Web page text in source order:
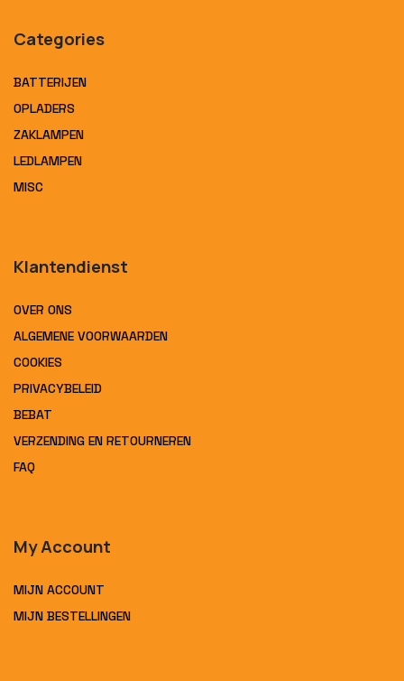
Categories
BATTERIJEN
OPLADERS
ZAKLAMPEN
LEDLAMPEN
MISC
Klantendienst
OVER ONS
ALGEMENE VOORWAARDEN
COOKIES
PRIVACYBELEID
BEBAT
VERZENDING EN RETOURNEREN
FAQ
My Account
MIJN ACCOUNT
MIJN BESTELLINGEN